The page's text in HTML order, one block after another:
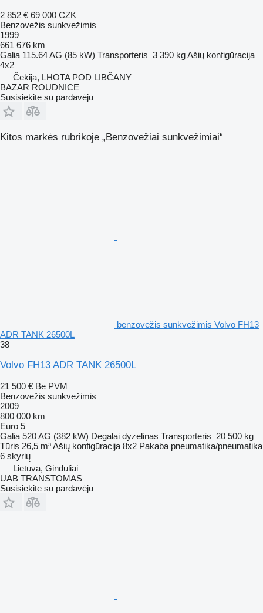
2 852 € 69 000 CZK
Benzovežis sunkvežimis
1999
661 676 km
Galia 115.64 AG (85 kW) Transporteris 3 390 kgAšių konfigūracija
4x2
Čekija, LHOTA POD LIBČANY
BAZAR ROUDNICE
Susisiekite su pardavėju
Kitos markės rubrikoje „Benzovežiai sunkvežimiai“
benzovežis sunkvežimis Volvo FH13
ADR TANK 26500L
38
Volvo FH13 ADR TANK 26500L
21 500 € Be PVM
Benzovežis sunkvežimis
2009
800 000 km
Euro 5
Galia 520 AG (382 kW) Degalai dyzelinas Transporteris 20 500 kg
Tūris 26,5 m³Ašių konfigūracija 8x2 Pakaba pneumatika/pneumatika
6 skyrių
Lietuva, Ginduliai
UAB TRANSTOMAS
Susisiekite su pardavėju